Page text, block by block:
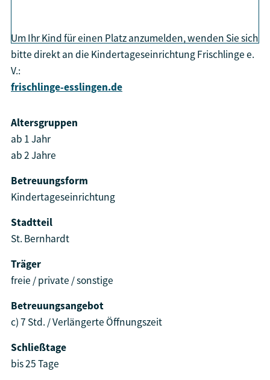
Um Ihr Kind für einen Platz anzumelden, wenden Sie sich
bitte direkt an die Kindertageseinrichtung Frischlinge e.
V.:
frischlinge-esslingen.de
Altersgruppen
ab 1 Jahr
ab 2 Jahre
Betreuungsform
Kindertageseinrichtung
Stadtteil
St. Bernhardt
Träger
freie / private / sonstige
Betreuungsangebot
c) 7 Std. / Verlängerte Öffnungszeit
Schließtage
bis 25 Tage